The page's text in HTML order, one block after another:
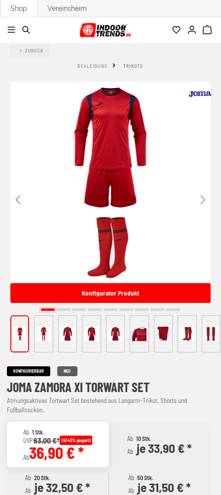
springen
Shop Vereinsheim
ZURÜCK
BEKLEIDUNG TRIKOTS
Konfigurator Produkt
KONFIGURIERBAR NEU
JOMA ZAMORA XI TORWART SET
Atmungsaktives Tortwart Set bestehend aus Langarm-Trikot, Shorts und
Fußballsocken.
Ab 1 Stk.
UVP63,00 €* (41.43% gespart)
Ab36,90 € *
Ab 10 Stk.
Ab je 33,90 € *
Ab 20 Stk.
Ab je 32,50 € *
Ab 50 Stk.
Ab je 31,50 € *